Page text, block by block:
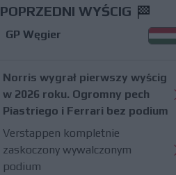
POPRZEDNI WYŚCIG
GP Węgier
Norris wygrał pierwszy wyścig
w 2026 roku. Ogromny pech
Piastriego i Ferrari bez podium
Verstappen kompletnie
zaskoczony wywalczonym
podium